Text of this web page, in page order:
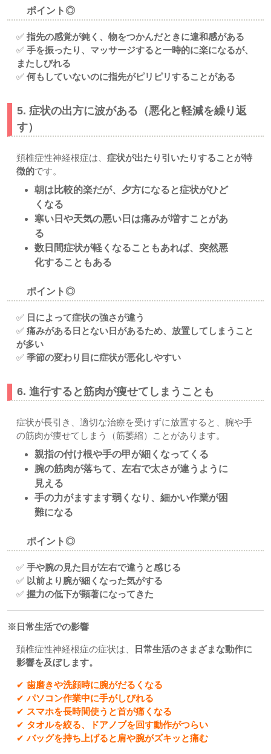
ポイント◎
✅ 指先の感覚が鈍く、物をつかんだときに違和感がある
✅ 手を振ったり、マッサージすると一時的に楽になるが、
またしびれる
✅ 何もしていないのに指先がピリピリすることがある
5. 症状の出方に波がある（悪化と軽減を繰り返
す）
頚椎症性神経根症は、 症状が出たり引いたりすることが特
徴的です。
朝は比較的楽だが、夕方になると症状がひど
くなる
寒い日や天気の悪い日は痛みが増すことがあ
る
数日間症状が軽くなることもあれば、突然悪
化することもある
ポイント◎
✅ 日によって症状の強さが違う
✅ 痛みがある日とない日があるため、放置してしまうこと
が多い
✅ 季節の変わり目に症状が悪化しやすい
6. 進行すると筋肉が痩せてしまうことも
症状が長引き、適切な治療を受けずに放置すると、腕や手
の筋肉が痩せてしまう（筋萎縮）ことがあります。
親指の付け根や手の甲が細くなってくる
腕の筋肉が落ちて、左右で太さが違うように
見える
手の力がますます弱くなり、細かい作業が困
難になる
ポイント◎
✅ 手や腕の見た目が左右で違うと感じる
✅ 以前より腕が細くなった気がする
✅ 握力の低下が顕著になってきた
※日常生活での影響
頚椎症性神経根症の症状は、
日常生活のさまざまな動作に
影響を及ぼします。
✔ 歯磨きや洗顔時に腕がだるくなる
✔パソコン作業中に手がしびれる
✔ スマホを長時間使うと首が痛くなる
✔ タオルを絞る、ドアノブを回す動作がつらい
✔バッグを持ち上げると肩や腕がズキッと痛む